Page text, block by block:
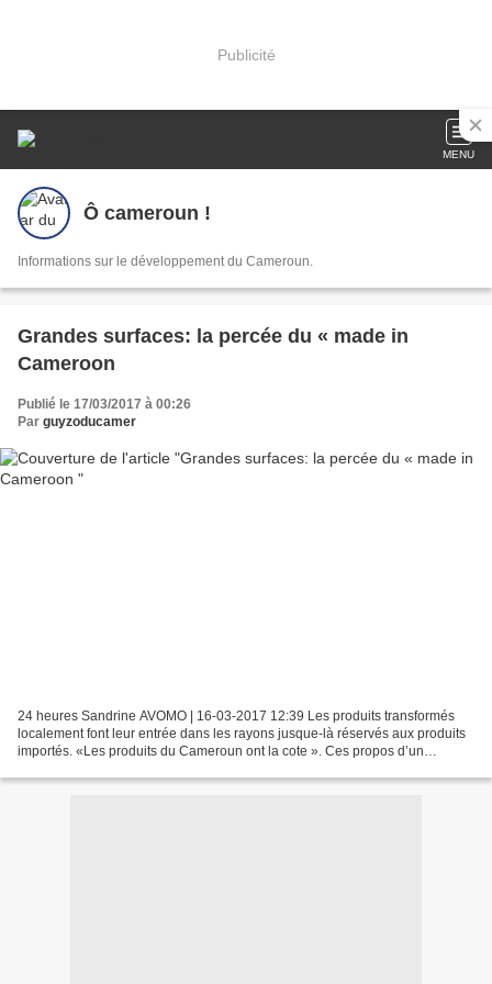
Publicité
MENU
Ô cameroun !
Informations sur le développement du Cameroun.
Grandes surfaces: la percée du « made in
Cameroon
Publié le 17/03/2017 à 00:26
Par guyzoducamer
24 heures Sandrine AVOMO | 16-03-2017 12:39 Les produits transformés
localement font leur entrée dans les rayons jusque-là réservés aux produits
importés. «Les produits du Cameroun ont la cote ». Ces propos d’un